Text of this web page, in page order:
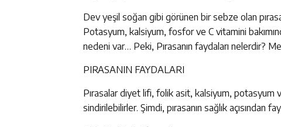
Dev yeşil soğan gibi görünen bir sebze olan
Potasyum, kalsiyum, fosfor ve C vitamini
nedeni var… Peki, Pırasanın faydaları nelerdir?
PIRASANIN FAYDALARI
Pırasalar diyet lifi, folik asit, kalsiyum, potasyum
sindirilebilirler. Şimdi, pırasanın sağlık açısından